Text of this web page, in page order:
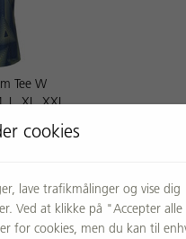
Tee W
L, XL, XXL
cookies
lave trafikmålinger og vise dig
Ved at klikke på "Accepter alle
for cookies, men du kan til